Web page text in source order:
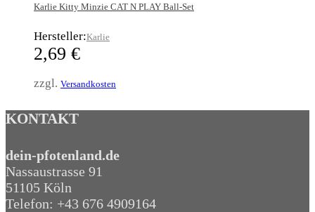
Karlie Kitty Minzie CAT N PLAY Ball-Set
Hersteller:Karlie
2,69 €
zzgl. Versandkosten
KONTAKT
dein-pfotenland.de
Nassaustrasse 91
51105 Köln
Telefon: +43 676 4909164‬